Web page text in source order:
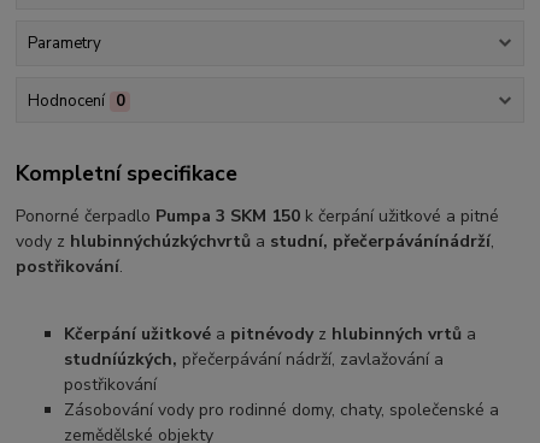
Parametry
Hodnocení 0
Kompletní specifikace
Ponorné čerpadlo Pumpa 3 SKM 150 k čerpání užitkové a pitné
vody z hlubinnýchúzkýchvrtů a studní, přečerpávánínádrží,
postřikování.
Kčerpání užitkové a pitnévodyz hlubinných vrtů a
studníúzkých, přečerpávání nádrží, zavlažování a
postřikování
Zásobování vody pro rodinné domy, chaty, společenské a
zemědělské objekty